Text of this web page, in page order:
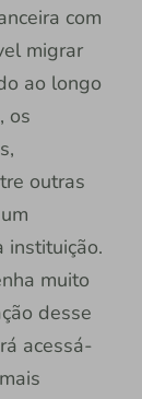
com
migrar
ao longo
os
outras
instituição.
muito
desse
acessá-